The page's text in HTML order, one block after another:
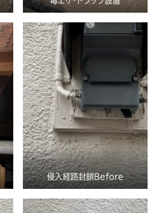
侵入経路封鎖Before